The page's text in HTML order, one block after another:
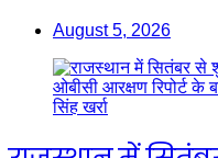
August 5, 2026